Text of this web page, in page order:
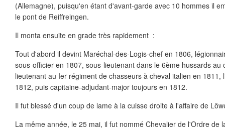
(Allemagne), puisqu'en étant d'avant-garde avec 10 hommes il
le pont de Reiffreingen.
Il monta ensuite en grade très rapidement :
Tout d'abord il devint Maréchal-des-Logis-chef en 1806,
sous-officier en 1807, sous-lieutenant dans le 6ème hussards au
lieutenant au Ier régiment de chasseurs à cheval italien en
1812, puis capitaine-adjudant-major toujours en 1812.
Il fut blessé d'un coup de lame à la cuisse droite à l'affaire de
La même année, le 25 mai, il fut nommé Chevalier de l'Ordre de